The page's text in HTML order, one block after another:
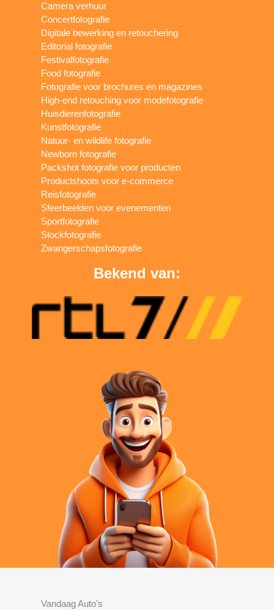
Camera verhuur
Concertfotografie
Digitale bewerking en retouchering
Editorial fotografie
Festivalfotografie
Food fotografie
Fotografie voor brochures en magazines
High-end retouching voor modefotografie
Huisdierenfotografie
Kunstfotografie
Natuur- en wildlife fotografie
Newborn fotografie
Packshot fotografie voor producten
Productshoots voor e-commerce
Reisfotografie
Sfeerbeelden voor evenementen
Sportfotografie
Stockfotografie
Zwangerschapsfotografie
Bekend van:
Vandaag Auto's